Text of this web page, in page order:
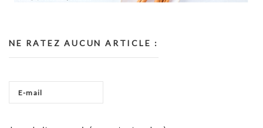
NE RATEZ AUCUN ARTICLE :